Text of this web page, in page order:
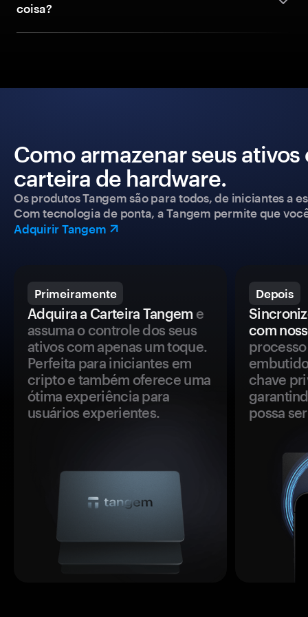
coisa?
Como armazenar seus
carteira de hardware.
Os produtos Tangem são para todos, de iniciantes a
Com tecnologia de ponta, a Tangem permite que
Adquirir Tangem
Primeiramente
Adquira a Carteira Tangem e
assuma o controle dos seus
ativos com apenas um toque.
Perfeita para iniciantes em
cripto e também oferece uma
ótima experiência para
usuários experientes.
Depois
com
chave
possa